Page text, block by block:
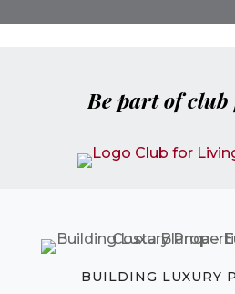
Be part of
BUILDING LUXURY